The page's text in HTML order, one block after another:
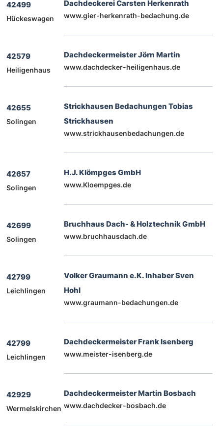
42499
Hückeswagen
Dachdeckerei Carsten Herkenrath
www.gier-herkenrath-bedachung.de
42579
Heiligenhaus
Dachdeckermeister Jörn Martin
www.dachdecker-heiligenhaus.de
42655
Solingen
Strickhausen Bedachungen Tobias
Strickhausen
www.strickhausenbedachungen.de
42657
Solingen
H.J. Klömpges GmbH
www.Kloempges.de
42699
Solingen
Bruchhaus Dach- & Holztechnik GmbH
www.bruchhausdach.de
42799
Leichlingen
Volker Graumann e.K. Inhaber Sven
Hohl
www.graumann-bedachungen.de
42799
Leichlingen
Dachdeckermeister Frank Isenberg
www.meister-isenberg.de
42929
Wermelskirchen
Dachdeckermeister Martin Bosbach
www.dachdecker-bosbach.de